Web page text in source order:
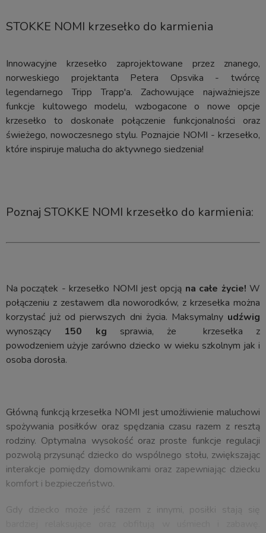
STOKKE NOMI krzesełko do karmienia
Innowacyjne krzesełko zaprojektowane przez znanego,
norweskiego projektanta Petera Opsvika - twórcę
legendarnego Tripp Trapp'a. Zachowujące najważniejsze
funkcje kultowego modelu, wzbogacone o nowe opcje
krzesełko to doskonałe połączenie funkcjonalności oraz
świeżego, nowoczesnego stylu. Poznajcie NOMI - krzesełko,
które inspiruje malucha do aktywnego siedzenia!
Poznaj STOKKE NOMI krzesełko do karmienia:
Na początek - krzesełko NOMI jest opcją na całe życie! W
połączeniu z zestawem dla noworodków, z krzesełka można
korzystać już od pierwszych dni życia. Maksymalny udźwig
wynoszący 150 kg sprawia, że krzesełka z
powodzeniem użyje zarówno dziecko w wieku szkolnym jak i
osoba dorosła.
Główną funkcją krzesełka NOMI jest umożliwienie maluchowi
spożywania posiłków oraz spędzania czasu razem z resztą
rodziny. Optymalna wysokość oraz proste funkcje regulacji
pozwolą przysunąć dziecko do wspólnego stołu, zwiększając
interakcje pomiędzy domownikami oraz zapewniając dziecku
komfort i bezpieczeństwo.
Gdy dziecko może jeść razem z innymi, posiłki stają się